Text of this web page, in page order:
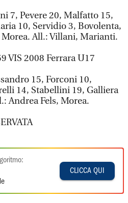
7, Pevere 20, Malfatto 15,
10, Servidio 3, Bovolenta,
Morea. All.: Villani, Marianti.
VIS 2008 Ferrara U17
15, Forconi 10,
14, Stabellini 19, Galliera
Andrea Fels, Morea.
CLICCA QUI